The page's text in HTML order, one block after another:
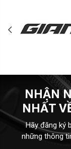
NHẬN
NHẤT
Hãy đăng ký
những thông